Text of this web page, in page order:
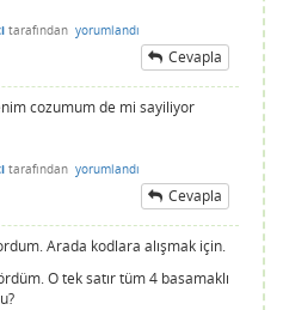
tarafından yorumlandı
Cevapla
cozumum de mi sayiliyor
tarafından yorumlandı
Cevapla
Arada kodlara alışmak için.
O tek satır tüm 4 basamaklı